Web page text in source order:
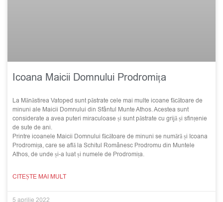
Icoana Maicii Domnului Prodromița
La Mănăstirea Vatoped sunt păstrate cele mai multe icoane făcătoare de
minuni ale Maicii Domnului din Sfântul Munte Athos. Acestea sunt
considerate a avea puteri miraculoase și sunt păstrate cu grijă și sfințenie
de sute de ani.
Printre icoanele Maicii Domnului făcătoare de minuni se numără și Icoana
Prodromița, care se află la Schitul Românesc Prodromu din Muntele
Athos, de unde și-a luat și numele de Prodromița.
CITEȘTE MAI MULT
5 aprilie 2022